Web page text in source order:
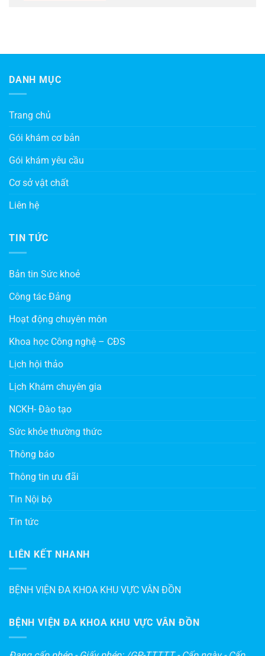
DANH MỤC
Trang chủ
Gói khám cơ bản
Gói khám yêu cầu
Cơ sở vật chất
Liên hệ
TIN TỨC
Bản tin Sức khoẻ
Công tác Đảng
Hoạt động chuyên môn
Khoa học Công nghệ – CĐS
Lịch hội thảo
Lịch Khám chuyên gia
NCKH- Đào tạo
Sức khỏe thường thức
Thông báo
Thông tin ưu đãi
Tin Nội bộ
Tin tức
LIÊN KẾT NHANH
BỆNH VIỆN ĐA KHOA KHU VỰC VÂN ĐỒN
BỆNH VIỆN ĐA KHOA KHU VỰC VÂN ĐỒN